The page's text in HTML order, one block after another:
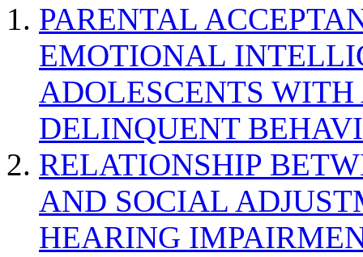
PARENTAL
EMOTIONAL
ADOLESCENTS
DELINQUENT
RELATIONSHIP
AND SOCIAL
HEARING